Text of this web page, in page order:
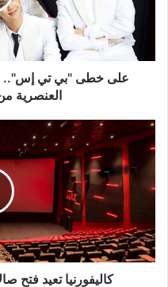
مليون
تبرعات
لمناهضة
العنصرية
الفرقة
على خطى "بي تي إس"..
العنصرية
كاليفورنيا
تعيد
فتح
صالات
السينما
هذا
التاريخ
كاليفورنيا تعيد فتح